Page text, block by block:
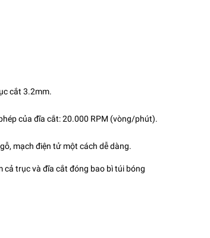
cắt 3.2mm.
của đĩa cắt: 20.000 RPM (vòng/phút).
mạch điện tử một cách dễ dàng.
cả trục và đĩa cắt đóng bao bì túi bóng